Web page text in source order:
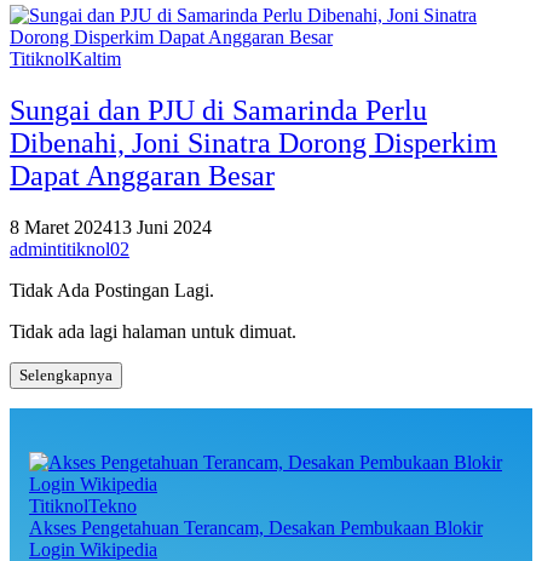
TitiknolKaltim
Sungai dan PJU di Samarinda Perlu
Dibenahi, Joni Sinatra Dorong Disperkim
Dapat Anggaran Besar
8 Maret 202413 Juni 2024
admintitiknol02
Tidak Ada Postingan Lagi.
Tidak ada lagi halaman untuk dimuat.
Selengkapnya
TitiknolTekno
Akses Pengetahuan Terancam, Desakan Pembukaan Blokir
Login Wikipedia